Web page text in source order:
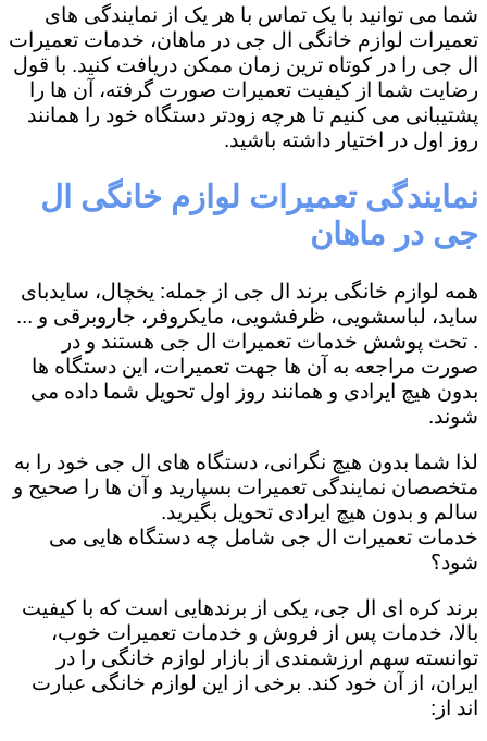
شما می توانید با یک تماس با هر یک از نمایندگی های
تعمیرات لوازم خانگی ال جی در ماهان، خدمات تعمیرات
ال جی را در کوتاه ترین زمان ممکن دریافت کنید. با قول
رضایت شما از کیفیت تعمیرات صورت گرفته، آن ها را
پشتیبانی می کنیم تا هرچه زودتر دستگاه خود را همانند
روز اول در اختیار داشته باشید.
نمایندگی تعمیرات لوازم خانگی ال
جی در ماهان
همه لوازم خانگی برند ال جی از جمله: یخچال، سایدبای
ساید، لباسشویی، ظرفشویی، مایکروفر، جاروبرقی و ...
. تحت پوشش خدمات تعمیرات ال جی هستند و در
صورت مراجعه به آن ها جهت تعمیرات، این دستگاه ها
بدون هیچ ایرادی و همانند روز اول تحویل شما داده می
شوند.
لذا شما بدون هیچ نگرانی، دستگاه های ال جی خود را به
متخصصان نمایندگی تعمیرات بسپارید و آن ها را صحیح و
سالم و بدون هیچ ایرادی تحویل بگیرید.
خدمات تعمیرات ال جی شامل چه دستگاه هایی می
شود؟
برند کره ای ال جی، یکی از برندهایی است که با کیفیت
بالا، خدمات پس از فروش و خدمات تعمیرات خوب،
توانسته سهم ارزشمندی از بازار لوازم خانگی را در
ایران، از آن خود کند. برخی از این لوازم خانگی عبارت
اند از: